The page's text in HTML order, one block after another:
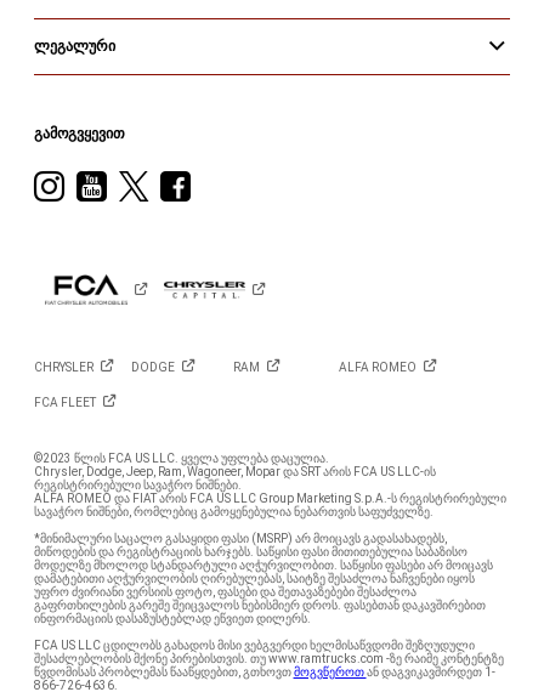
ᲚᲔᲒᲐᲚᲣᲠᲘ
ᲒᲐᲛᲝᲒᲕᲧᲔᲕᲘᲗ
Visit
Instagram
Visit
YouTube
Visit
Twitter
Visit
Facebook
CHRYSLER DODGE RAM ALFA ROMEO
FCA FLEET
©2023 წლის FCA US LLC. ყველა უფლება დაცულია.
Chrysler, Dodge, Jeep, Ram, Wagoneer, Mopar და SRT არის FCA US LLC-ის
რეგისტრირებული სავაჭრო ნიშნები.
ALFA ROMEO და FIAT არის FCA US LLC Group Marketing S.p.A.-ს რეგისტრირებული
სავაჭრო ნიშნები, რომლებიც გამოყენებულია ნებართვის საფუძველზე.
*მინიმალური საცალო გასაყიდი ფასი (MSRP) არ მოიცავს გადასახადებს,
მიწოდების და რეგისტრაციის ხარჯებს. საწყისი ფასი მითითებულია საბაზისო
მოდელზე მხოლოდ სტანდარტული აღჭურვილობით. საწყისი ფასები არ მოიცავს
დამატებითი აღჭურვილობის ღირებულებას, საიტზე შესაძლოა ნაჩვენები იყოს
უფრო ძვირიანი ვერსიის ფოტო, ფასები და შეთავაზებები შესაძლოა
გაფრთხილების გარეშე შეიცვალოს ნებისმიერ დროს. ფასებთან დაკავშირებით
ინფორმაციის დასაზუსტებლად ეწვიეთ დილერს.
FCA US LLC ცდილობს გახადოს მისი ვებგვერდი ხელმისაწვდომი შეზღუდული
შესაძლებლობის მქონე პირებისთვის. თუ www.ramtrucks.com -ზე რაიმე კონტენტზე
წვდომისას პრობლემას წააწყდებით, გთხოვთმოგვწეროთან დაგვიკავშირდეთ 1-
866-726-4636.